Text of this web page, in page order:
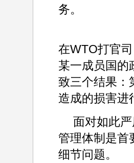
务。
在WTO打官
某一成员国的
致三个结果：
造成的损害进
面对如此严
管理体制是首
细节问题。